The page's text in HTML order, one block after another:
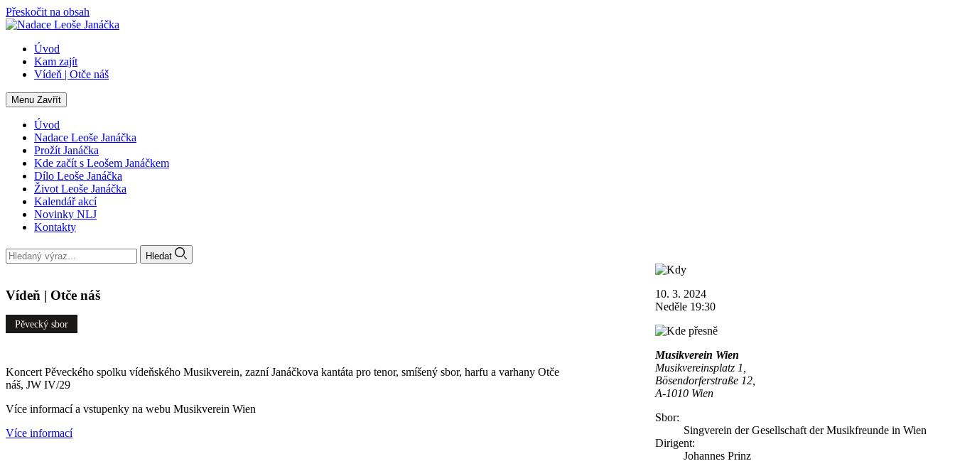
Přeskočit na obsah
Úvod
Kam zajít
Vídeň | Otče náš
Menu Zavřít
Úvod
Nadace Leoše Janáčka
Prožít Janáčka
Kde začít s Leošem Janáčkem
Dílo Leoše Janáčka
Život Leoše Janáčka
Kalendář akcí
Novinky NLJ
Kontakty
Hledat
Vídeň | Otče náš
Pěvecký sbor
Koncert Pěveckého spolku vídeňského Musikverein, zazní Janáčkova kantáta pro tenor, smíšený sbor, harfu a varhany Otče
náš, JW IV/29
Více informací a vstupenky na webu Musikverein Wien
Více informací
10. 3. 2024
Neděle 19:30
Musikverein Wien
Musikvereinsplatz 1,
Bösendorferstraße 12,
A-1010 Wien
Sbor:
Singverein der Gesellschaft der Musikfreunde in Wien
Dirigent:
Johannes Prinz